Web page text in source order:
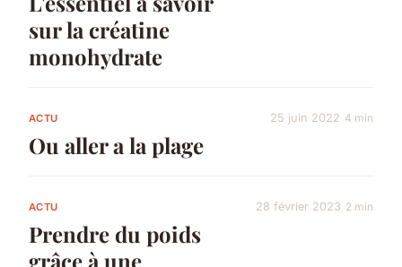
sur la créatine
monohydrate
ACTU
Ou aller a la plage
25 juin 2022 4 min
ACTU
Prendre du poids
grâce à une
28 février 2023 2 min